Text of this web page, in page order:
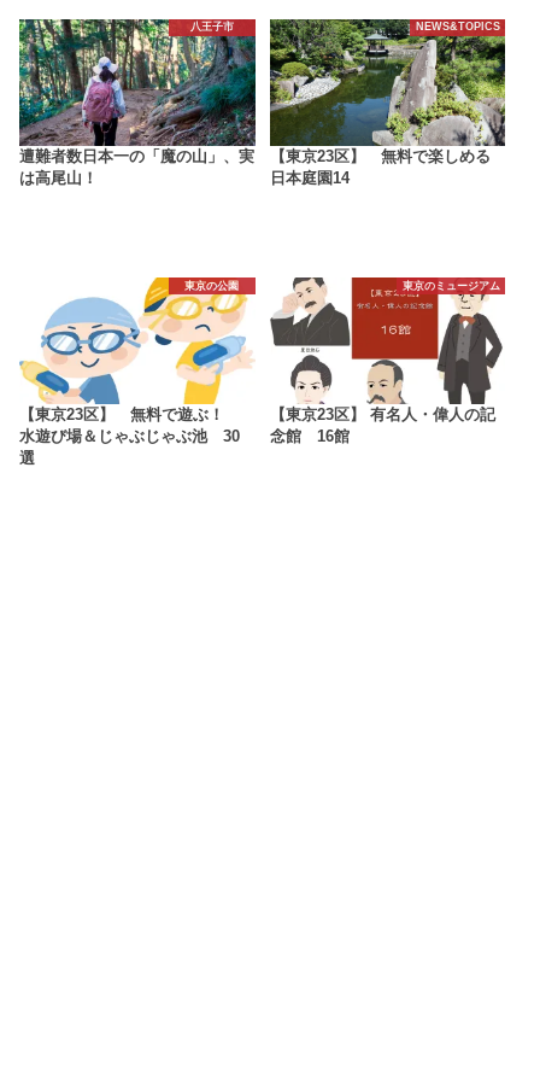
八王子市
遭難者数日本一の「魔の山」、実
は高尾山！
NEWS&TOPICS
【東京23区】 無料で楽しめる
日本庭園14
東京の公園
【東京23区】 無料で遊ぶ！
水遊び場＆じゃぶじゃぶ池 30
選
東京のミュージアム
【東京23区】 有名人・偉人の記
念館 16館